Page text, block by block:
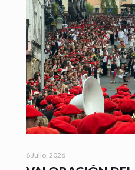
6 Julio, 2026